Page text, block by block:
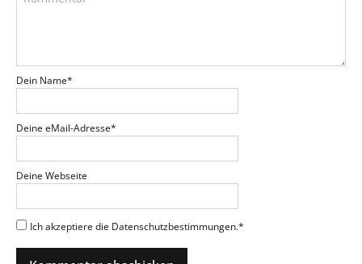
Dein Name*
Deine eMail-Adresse*
Deine Webseite
Ich akzeptiere die Datenschutzbestimmungen.*